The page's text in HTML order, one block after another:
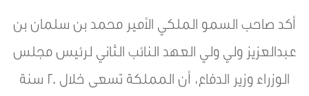
أكد صاحب السمو الملكي الأمير محمد بن سلمان بن
عبدالعزيز ولي ولي العهد النائب الثاني لرئيس مجلس
الوزراء وزير الدفاع، أن المملكة تسعى خلال 20 سنة